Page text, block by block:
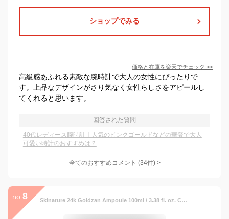
ショップでみる
価格と在庫を楽天でチェック >>
高級感あふれる素敵な腕時計で大人の女性にぴったりで
す。上品なデザインがさり気なく女性らしさをアピールし
てくれると思います。
回答された質問
40代レディース腕時計｜人気のピンクゴールドなどの華奢で大人
可愛い時計のおすすめは？
全てのおすすめコメント (34件) >
no. 8 Skinature 24k Goldzan Ampoule 100ml / 3.38 fl. oz. Contains 50mg of 99.9% Pure Gold Ampoule